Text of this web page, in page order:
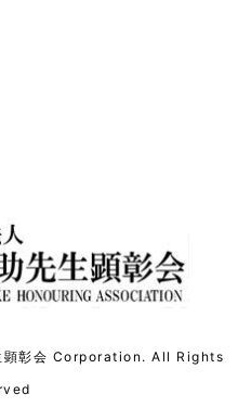
彰会 Corporation. All Rights